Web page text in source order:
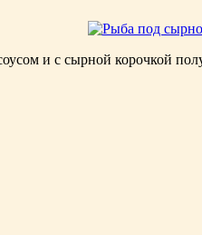
и с сырной корочкой